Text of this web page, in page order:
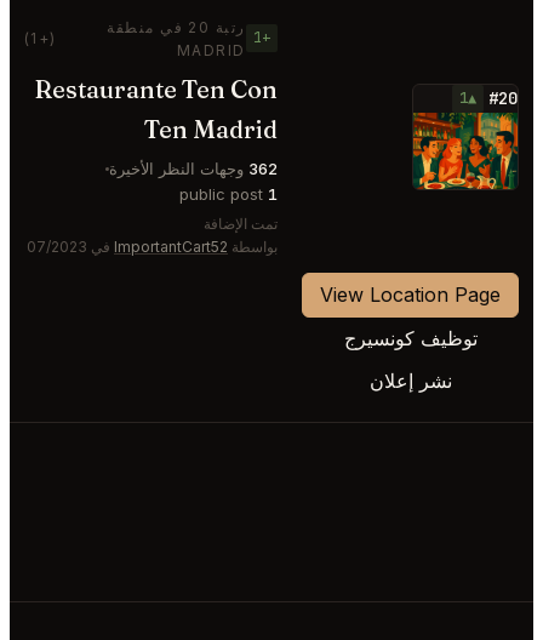
#20
▲1
⭐
+1
رتبة 20 في منطقة
MADRID
(+1)
Restaurante Ten Con
Ten Madrid
362 وجهات النظر الأخيرة
1
تمت الإضافة
بواسطة ImportantCart52 في 07/2023
View Location Page
توظيف كونسيرج
نشر إعلان